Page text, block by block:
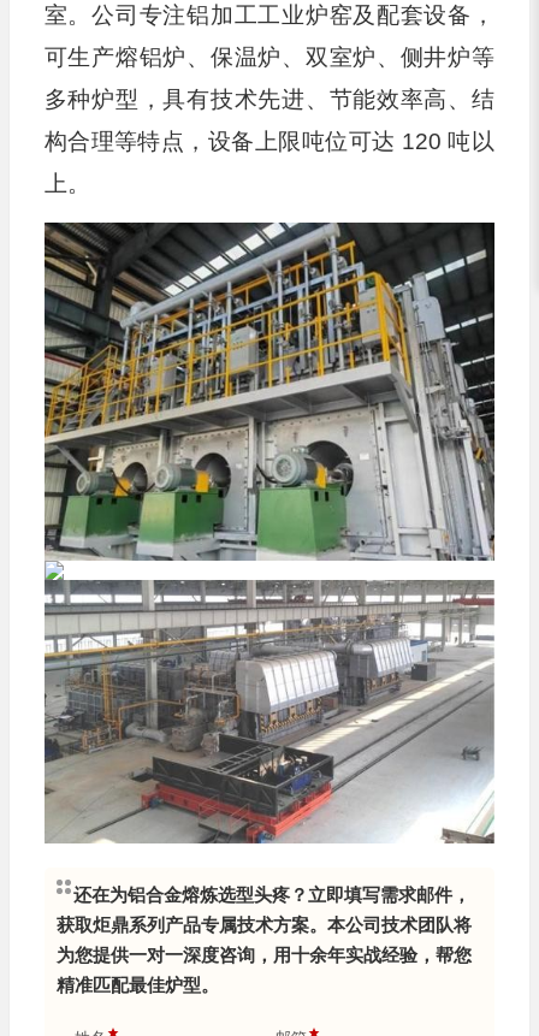
室。公司专注铝加工工业炉窑及配套设备，
可生产熔铝炉、保温炉、双室炉、侧井炉等
多种炉型，具有技术先进、节能效率高、结
构合理等特点，设备上限吨位可达 120 吨以
上。
还在为铝合金熔炼选型头疼？立即填写需求邮件，
获取炬鼎系列产品专属技术方案。本公司技术团队将
为您提供一对一深度咨询，用十余年实战经验，帮您
精准匹配最佳炉型。